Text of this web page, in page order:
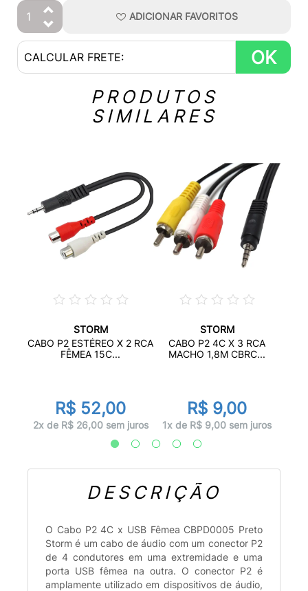
ADICIONAR FAVORITOS
OK
PRODUTOS
SIMILARES
STORM
CABO P2 ESTÉREO X 2 RCA
FÊMEA 15C...
R$ 52,00
2x de R$ 26,00 sem juros
STORM
CABO P2 4C X 3 RCA
MACHO 1,8M CBRC...
R$ 9,00
1x de R$ 9,00 sem juros
DESCRIÇÃO
O Cabo P2 4C x USB Fêmea CBPD0005 Preto
Storm é um cabo de áudio com um conector P2
de 4 condutores em uma extremidade e uma
porta USB fêmea na outra. O conector P2 é
amplamente utilizado em dispositivos de áudio,